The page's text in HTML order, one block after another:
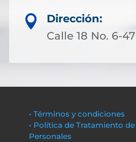

Dirección:
Calle 18 No. 6-47
• Términos y condiciones
• Política de Tratamiento
Personales